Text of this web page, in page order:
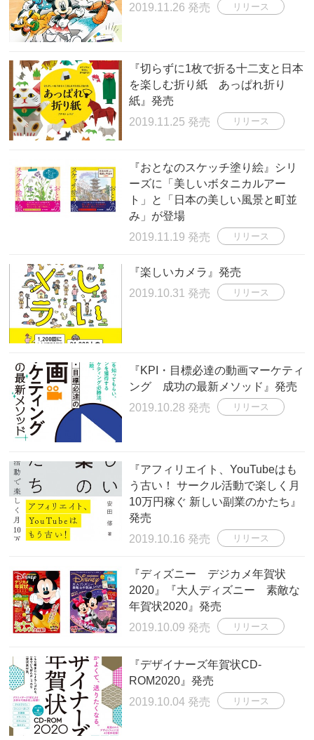
2019.11.26 発売
リリース
『切らずに1枚で折る十二支と日本
を楽しむ折り紙 あっぱれ折り
紙』発売
2019.11.25 発売
リリース
『おとなのスケッチ塗り絵』シリ
ーズに「美しいボタニカルアー
ト」と「日本の美しい風景と町並
み」が登場
2019.11.19 発売
リリース
『楽しいカメラ』発売
2019.10.31 発売
リリース
『KPI・目標必達の動画マーケティ
ング 成功の最新メソッド』発売
2019.10.28 発売
リリース
『アフィリエイト、YouTubeはも
う古い！ サークル活動で楽しく月
10万円稼ぐ 新しい副業のかたち』
発売
2019.10.16 発売
リリース
『ディズニー デジカメ年賀状
2020』『大人ディズニー 素敵な
年賀状2020』発売
2019.10.09 発売
リリース
『デザイナーズ年賀状CD-
ROM2020』発売
2019.10.04 発売
リリース